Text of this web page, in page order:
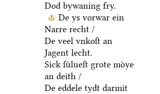
Dod bywaning fry.
De ys vorwar ein
Narre recht /
De veel vnkoſt an
Jagent lecht.
Sick ſuͤlueſt grote moͤye
an deith /
De eddele tydt darmit